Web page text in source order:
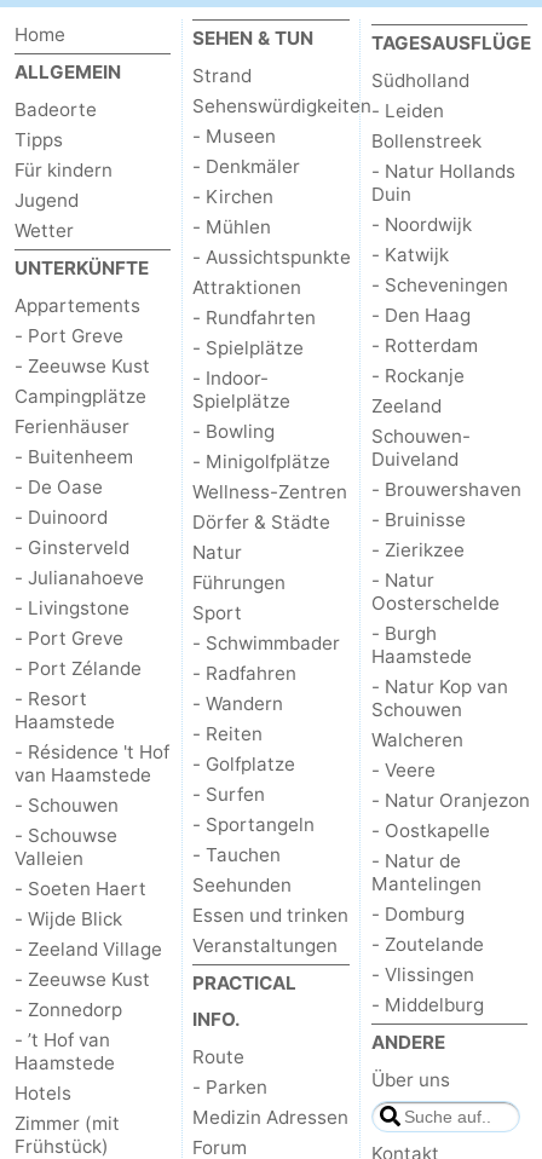
Schouwen-
Duiveland
-
Brouwershaven
-
Bruinisse
-
Zierikzee
-
Oosterschelde
Burgh
Haamstede
-
Natur
Kop
Schouwen
Walcheren
Natur
Oranjezon
-
Oostkapelle
-
Natur
de
Mantelingen
-
Domburg
-
Zoutelande
-
Vlissingen
-
Middelburg
Wetter
Kontakt
Home
ALLGEMEIN
Badeorte
Tipps
Für kindern
Jugend
Wetter
UNTERKÜNFTE
Appartements
- Port Greve
- Zeeuwse Kust
Campingplätze
Ferienhäuser
- Buitenheem
- De Oase
- Duinoord
- Ginsterveld
- Julianahoeve
- Livingstone
- Port Greve
- Port Zélande
- Resort
Haamstede
- Résidence 't Hof
van Haamstede
- Schouwen
- Schouwse
Valleien
- Soeten Haert
- Wijde Blick
- Zeeland Village
- Zeeuwse Kust
- Zonnedorp
- ’t Hof van
Haamstede
Hotels
Zimmer (mit
Frühstück)
SEHEN & TUN
Strand
Sehenswürdigkeiten
- Museen
- Denkmäler
- Kirchen
- Mühlen
- Aussichtspunkte
Attraktionen
- Rundfahrten
- Spielplätze
- Indoor-
Spielplätze
- Bowling
- Minigolfplätze
Wellness-Zentren
Dörfer & Städte
Natur
Führungen
Sport
- Schwimmbader
- Radfahren
- Wandern
- Reiten
- Golfplatze
- Surfen
- Sportangeln
- Tauchen
Seehunden
Essen und trinken
Veranstaltungen
PRACTICAL
INFO.
Route
- Parken
Medizin Adressen
Forum
TAGESAUSFLÜGE
Südholland
- Leiden
Bollenstreek
- Natur Hollands
Duin
- Noordwijk
- Katwijk
- Scheveningen
- Den Haag
- Rotterdam
- Rockanje
Zeeland
Schouwen-
Duiveland
- Brouwershaven
- Bruinisse
- Zierikzee
- Natur
Oosterschelde
- Burgh
Haamstede
- Natur Kop van
Schouwen
Walcheren
- Veere
- Natur Oranjezon
- Oostkapelle
- Natur de
Mantelingen
- Domburg
- Zoutelande
- Vlissingen
- Middelburg
ANDERE
Über uns
Kontakt